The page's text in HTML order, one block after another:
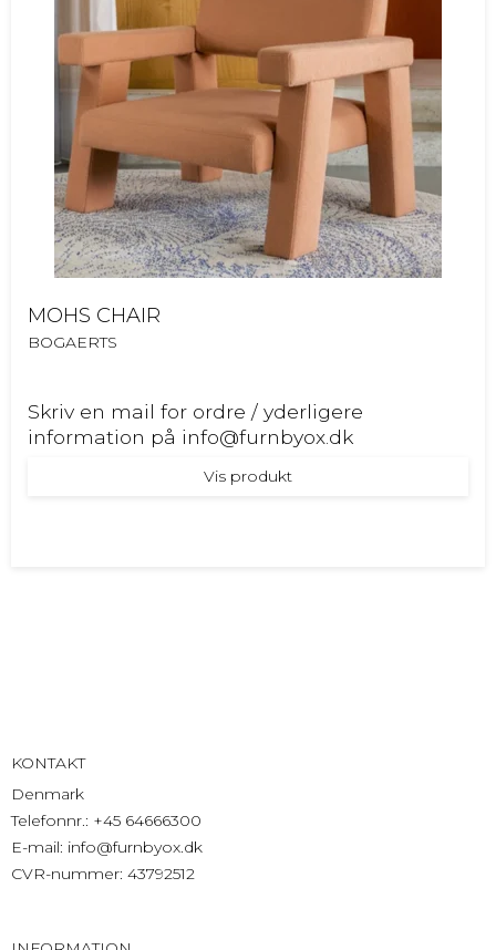
MOHS CHAIR
BOGAERTS
Skriv en mail for ordre / yderligere
information på info@furnbyox.dk
Vis produkt
KONTAKT
Denmark
Telefonnr.: +45 64666300
E-mail: info@furnbyox.dk
CVR-nummer: 43792512